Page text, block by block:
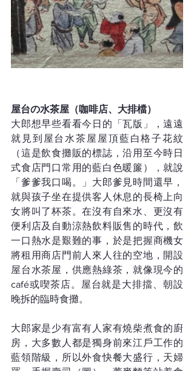
屋台の水茶屋（咖啡店、大排檔）
大郎想早些看看今日的「瓦版」，遠遠
就見到屋台水茶屋屋頂藍白格子花紋
（這是飲食攤販的標誌，沿用至今時日
式食店門口常用的藍白色暖簾），就說
「爹爹我口喝。」大郎爹見時間還早，
就與孩子坐在提供客人休息的長椅上向
女將叫了杯茶。在沒有自來水、更沒有
便利店及自動涼熱飲料販售的時代，飲
一口熱水是艱難的事，於是把握商機女
將租用商店門前人來人往的空地，開設
屋台水茶屋，供應熱綠茶，就像現今的
café或喫茶店。屋台就是大排擋、朝設
晚拆的臨時食攤。
大郎家是少有富有人家有燒柴煮食的廚
房，大多數人都是獨身前來江戶工作的
藍領階級，所以外食快餐大盛行，天婦